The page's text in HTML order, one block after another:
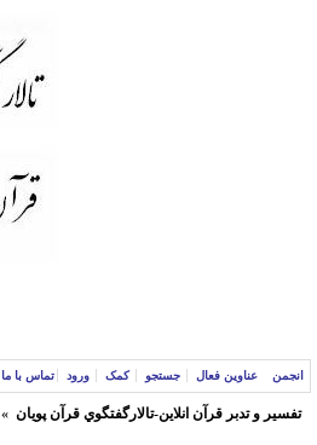
انجمن عناوین فعال جستجو کمک ورود تماس با ما
تفسير و‌ تدبر قرآن انلاين-تالارگفتگوي قرآن پویان »